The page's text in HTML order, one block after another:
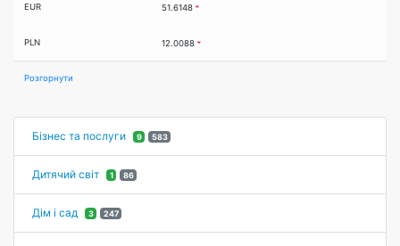
EUR 51.6148
PLN 12.0088
Розгорнути
Бізнес та послуги 9 583
Дитячий світ 1 86
Дім і сад 3 247